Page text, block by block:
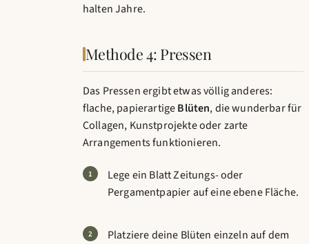
halten Jahre.
Methode 4: Pressen
Das Pressen ergibt etwas völlig anderes:
flache, papierartigeBlüten, die wunderbar für
Collagen, Kunstprojekte oder zarte
Arrangements funktionieren.
Lege ein Blatt Zeitungs- oder
Pergamentpapier auf eine ebene Fläche.
Platziere deine Blüten einzeln auf dem